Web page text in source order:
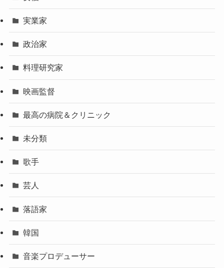
実業家
政治家
料理研究家
映画監督
最高の病院＆クリニック
未分類
歌手
芸人
落語家
韓国
音楽プロデューサー